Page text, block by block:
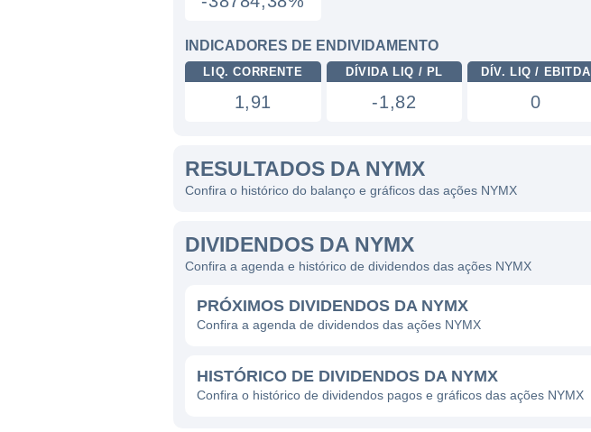
INDICADORES DE ENDIVIDAMENTO
LIQ. CORRENTE
1,91
DÍVIDA LIQ / PL
-1,82
DÍV. LIQ / EBITDA
0
RESULTADOS DA NYMX
Confira o histórico do balanço e gráficos das ações NYMX
DIVIDENDOS DA NYMX
Confira a agenda e histórico de dividendos das ações NYMX
PRÓXIMOS DIVIDENDOS DA NYMX
Confira a agenda de dividendos das ações NYMX
HISTÓRICO DE DIVIDENDOS DA NYMX
Confira o histórico de dividendos pagos e gráficos das ações NYMX